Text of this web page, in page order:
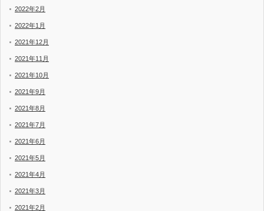
2022年2月
2022年1月
2021年12月
2021年11月
2021年10月
2021年9月
2021年8月
2021年7月
2021年6月
2021年5月
2021年4月
2021年3月
2021年2月